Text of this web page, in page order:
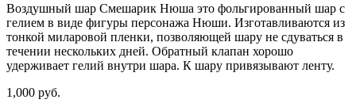
Воздушный шар Смешарик Нюша это фольгированный шар с
гелием в виде фигуры персонажа Нюши. Изготавливаются из
тонкой миларовой пленки, позволяющей шару не сдуваться в
течении нескольких дней. Обратный клапан хорошо
удерживает гелий внутри шара. К шару привязывают ленту.
1,000 руб.